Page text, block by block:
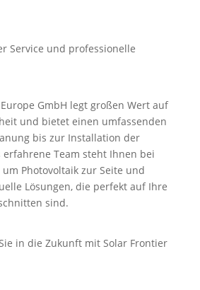
Service und professionelle
GmbH legt großen Wert auf
und bietet einen umfassenden
bis zur Installation der
erfahrene Team steht Ihnen bei
Photovoltaik zur Seite und
Lösungen, die perfekt auf Ihre
sind.
in die Zukunft mit Solar Frontier